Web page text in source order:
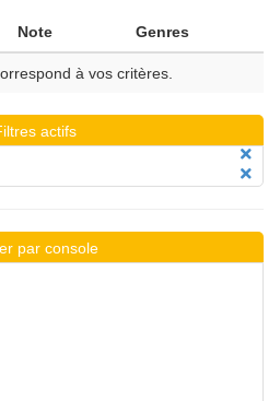
Note Genres
à vos critères.
actifs
par console